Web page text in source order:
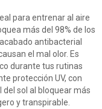
para entrenar al aire
más del 98% de los
antibacterial
el mal olor. Es
durante tus rutinas
protección UV, con
del sol al bloquear más
y transpirable.